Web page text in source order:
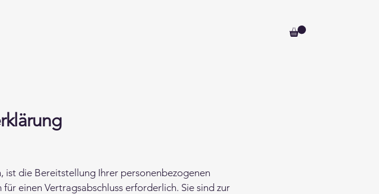
die Bereitstellung Ihrer personenbezogenen
einen Vertragsabschluss erforderlich. Sie sind zur